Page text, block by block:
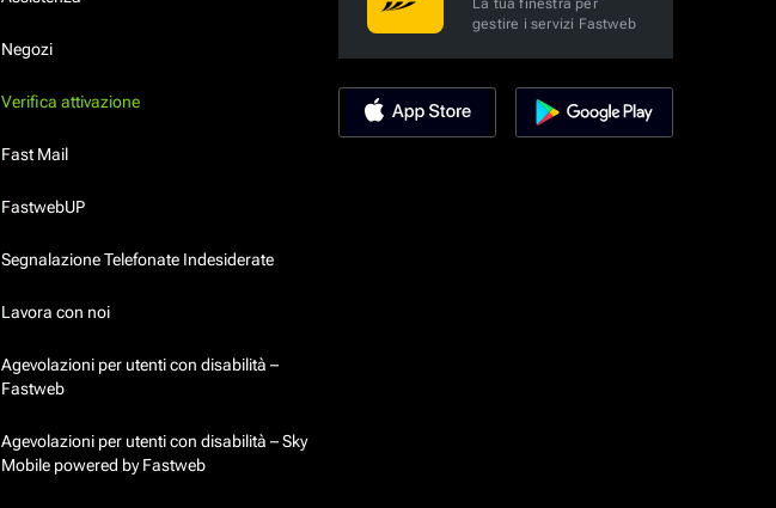
Negozi
Verifica attivazione
Fast Mail
FastwebUP
Segnalazione Telefonate Indesiderate
Lavora con noi
Agevolazioni per utenti con disabilità –
Fastweb
Agevolazioni per utenti con disabilità – Sky
Mobile powered by Fastweb
La tua finestra per
gestire i servizi Fastweb